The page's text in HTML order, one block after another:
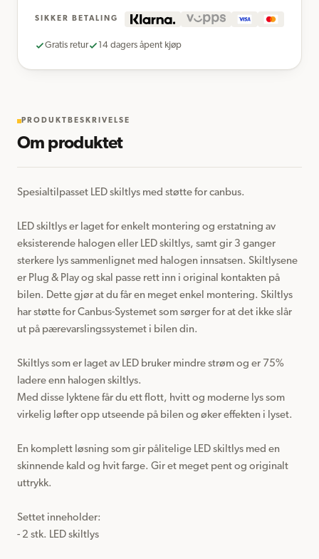
SIKKER BETALING
Gratis retur 14 dagers åpent kjøp
PRODUKTBESKRIVELSE
Om produktet
Spesialtilpasset LED skiltlys med støtte for canbus.
LED skiltlys er laget for enkelt montering og erstatning av
eksisterende halogen eller LED skiltlys, samt gir 3 ganger
sterkere lys sammenlignet med halogen innsatsen. Skiltlysene
er Plug & Play og skal passe rett inn i original kontakten på
bilen. Dette gjør at du får en meget enkel montering. Skiltlys
har støtte for Canbus-Systemet som sørger for at det ikke slår
ut på pærevarslingssystemet i bilen din.
Skiltlys som er laget av LED bruker mindre strøm og er 75%
ladere enn halogen skiltlys.
Med disse lyktene får du ett flott, hvitt og moderne lys som
virkelig løfter opp utseende på bilen og øker effekten i lyset.
En komplett løsning som gir pålitelige LED skiltlys med en
skinnende kald og hvit farge. Gir et meget pent og originalt
uttrykk.
Settet inneholder:
- 2 stk. LED skiltlys